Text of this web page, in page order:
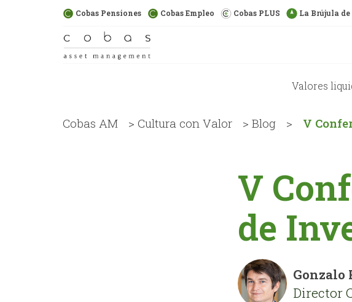
Cobas Pensiones Cobas Empleo Cobas PLUS La Brújula
Valores
Cobas AM > Cultura con Valor > Blog > V
V
de
Gonzalo
Director